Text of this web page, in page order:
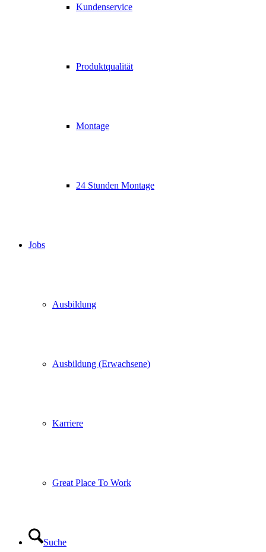
Kundenservice
Produktqualität
Montage
24 Stunden Montage
Jobs
Ausbildung
Ausbildung (Erwachsene)
Karriere
Great Place To Work
Suche